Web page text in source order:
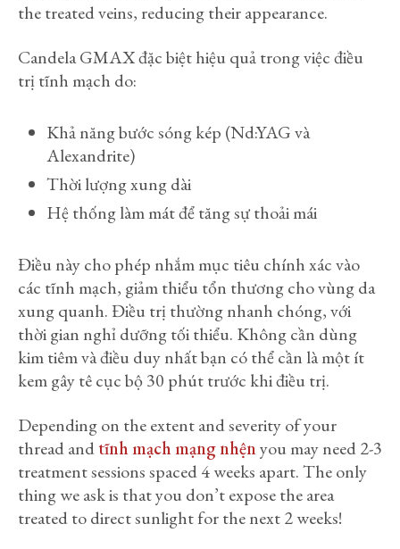
the treated veins, reducing their appearance.
Candela GMAX đặc biệt hiệu quả trong việc điều
trị tĩnh mạch do:
Khả năng bước sóng kép (Nd:YAG và
Alexandrite)
⁠Thời lượng xung dài
Hệ thống làm mát để tăng sự thoải mái
Điều này cho phép nhắm mục tiêu chính xác vào
các tĩnh mạch, giảm thiểu tổn thương cho vùng da
xung quanh. Điều trị thường nhanh chóng, với
thời gian nghỉ dưỡng tối thiểu. Không cần dùng
kim tiêm và điều duy nhất bạn có thể cần là một ít
kem gây tê cục bộ 30 phút trước khi điều trị.
Depending on the extent and severity of your
thread andtĩnh mạch mạng nhệnyou may need 2-3
treatment sessions spaced 4 weeks apart. The only
thing we ask is that you don’t expose the area
treated to direct sunlight for the next 2 weeks!